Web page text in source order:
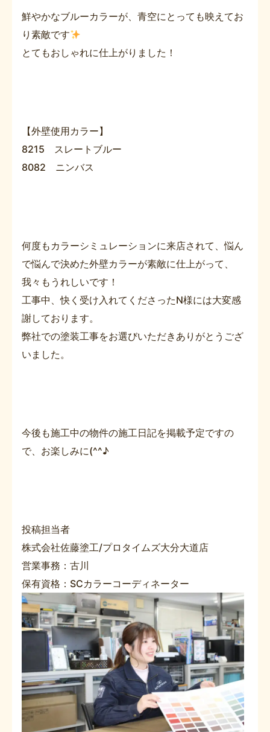
鮮やかなブルーカラーが、青空にとっても映えてお
り素敵です
とてもおしゃれに仕上がりました！
【外壁使用カラー】
8215 スレートブルー
8082 ニンバス
何度もカラーシミュレーションに来店されて、悩ん
で悩んで決めた外壁カラーが素敵に仕上がって、
我々もうれしいです！
工事中、快く受け入れてくださったN様には大変感
謝しております。
弊社での塗装工事をお選びいただきありがとうござ
いました。
今後も施工中の物件の施工日記を掲載予定ですの
で、お楽しみに(^^♪
投稿担当者
株式会社佐藤塗工/プロタイムズ大分大道店
営業事務：古川
保有資格：SCカラーコーディネーター